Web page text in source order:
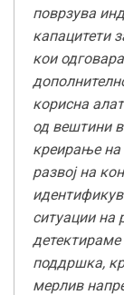
поврзува
капацитети
кои
корисна
од вештини
креирање на
развој на
ситуации на
поддршка,
мерлив